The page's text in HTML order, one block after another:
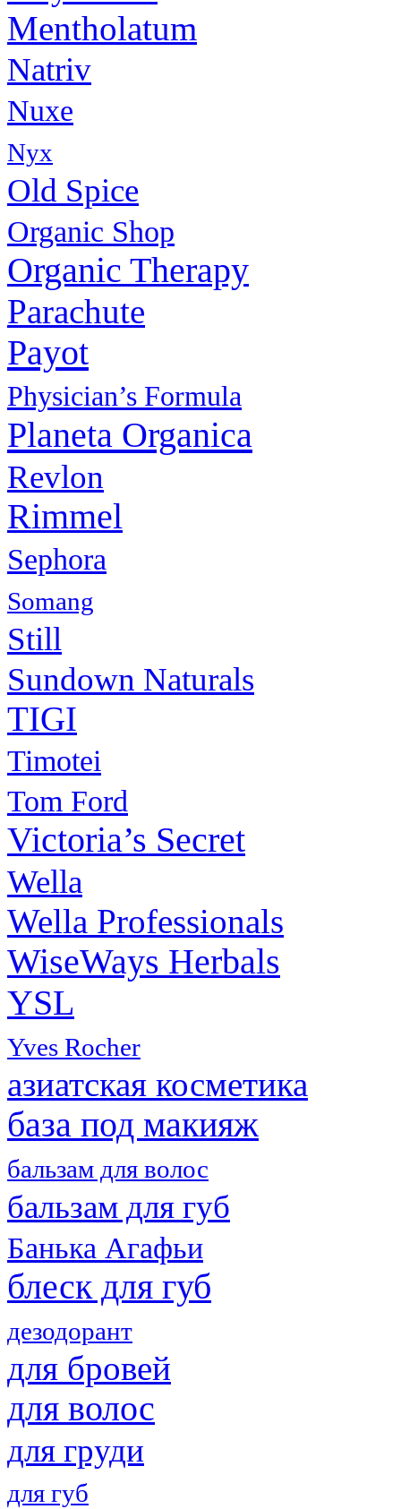
Mentholatum
Natriv
Nuxe
Nyx
Old Spice
Organic Shop
Organic Therapy
Parachute
Payot
Physiсian’s Formula
Planeta Organica
Revlon
Rimmel
Sephora
Somang
Still
Sundown Naturals
TIGI
Timotei
Tom Ford
Victoria’s Secret
Wella
Wella Professionals
WiseWays Herbals
YSL
Yves Rocher
азиатская косметика
база под макияж
бальзам для волос
бальзам для губ
Банька Агафьи
блеск для губ
дезодорант
для бровей
для волос
для груди
для губ